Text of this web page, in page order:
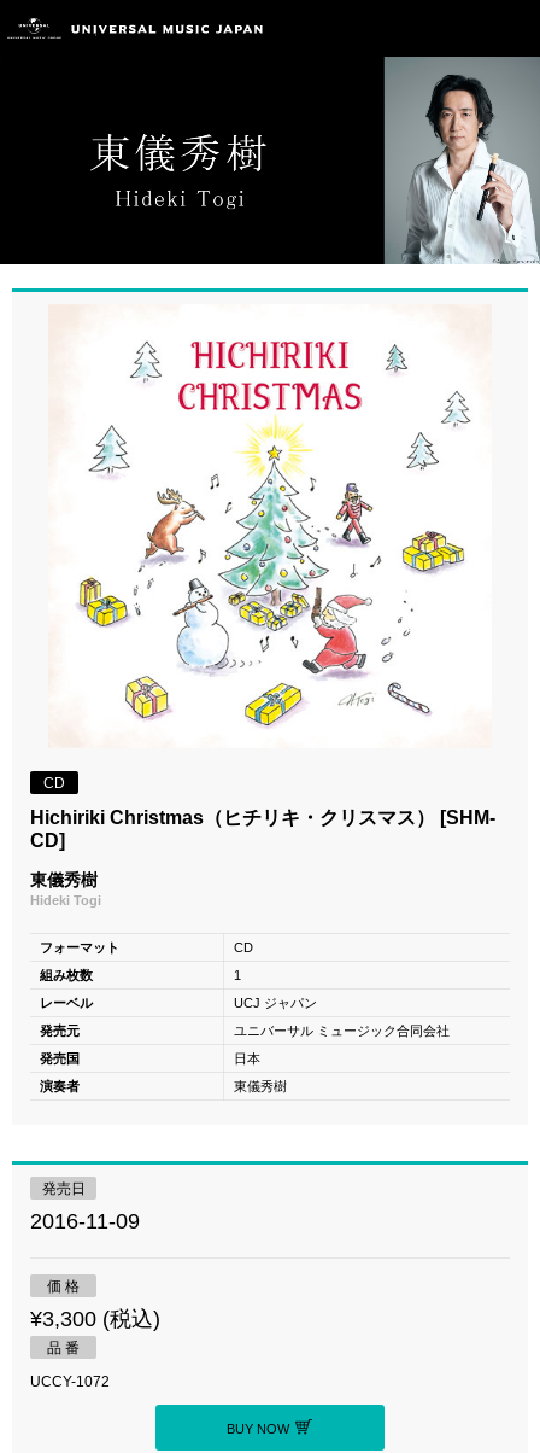
CD
Hichiriki Christmas（ヒチリキ・クリスマス） [SHM-
CD]
東儀秀樹
Hideki Togi
フォーマット
CD
組み枚数
1
レーベル
UCJ ジャパン
発売元
ユニバーサル ミュージック合同会社
発売国
日本
演奏者
東儀秀樹
発売日
2016-11-09
価 格
¥3,300 (税込)
品 番
UCCY-1072
BUY NOW